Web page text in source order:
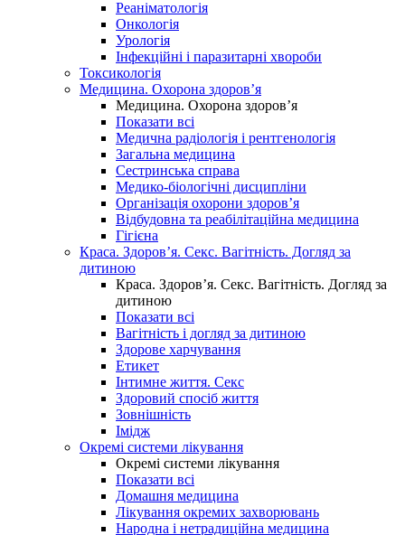
Реаніматологія
Онкологія
Урологія
Інфекційні і паразитарні хвороби
Токсикологія
Медицина. Охорона здоров’я
Медицина. Охорона здоров’я
Показати всі
Медична радіологія і рентгенологія
Загальна медицина
Сестринська справа
Медико-біологічні дисципліни
Організація охорони здоров’я
Відбудовна та реабілітаційна медицина
Гігієна
Краса. Здоров’я. Секс. Вагітність. Догляд за
дитиною
Краса. Здоров’я. Секс. Вагітність. Догляд за
дитиною
Показати всі
Вагітність і догляд за дитиною
Здорове харчування
Етикет
Інтимне життя. Секс
Здоровий спосіб життя
Зовнішність
Імідж
Окремі системи лікування
Окремі системи лікування
Показати всі
Домашня медицина
Лікування окремих захворювань
Народна і нетрадиційна медицина